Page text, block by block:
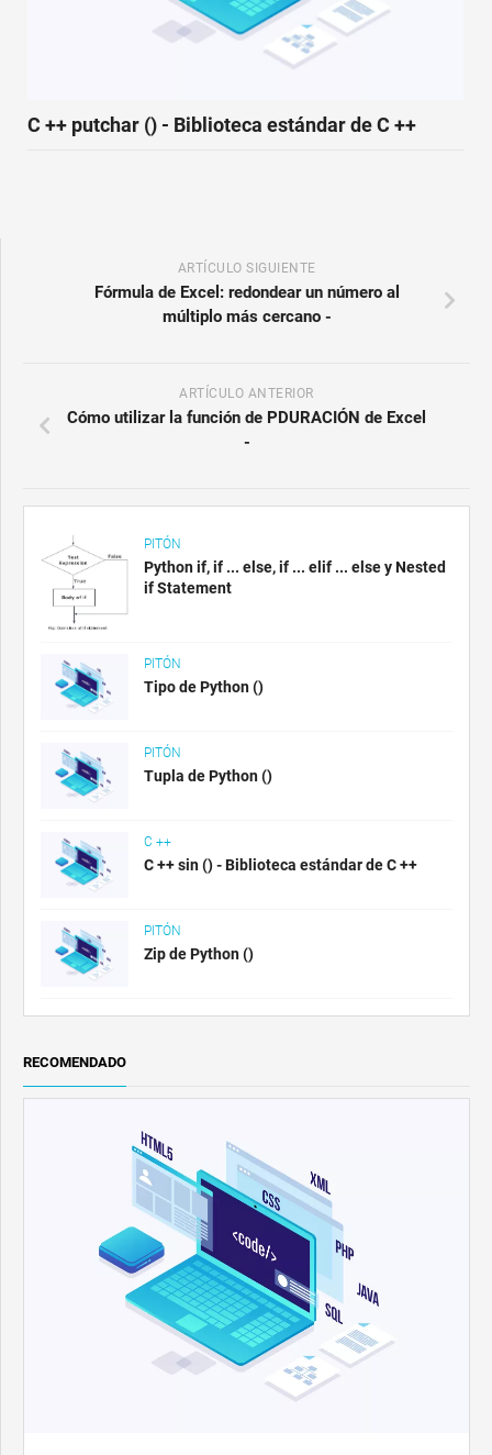
C ++ putchar () - Biblioteca estándar de C ++
ARTÍCULO SIGUIENTE
Fórmula de Excel: redondear un número al
múltiplo más cercano -
ARTÍCULO ANTERIOR
Cómo utilizar la función de PDURACIÓN de Excel
-
PITÓN
Python if, if ... else, if ... elif ... else y Nested
if Statement
PITÓN
Tipo de Python ()
PITÓN
Tupla de Python ()
C ++
C ++ sin () - Biblioteca estándar de C ++
PITÓN
Zip de Python ()
RECOMENDADO